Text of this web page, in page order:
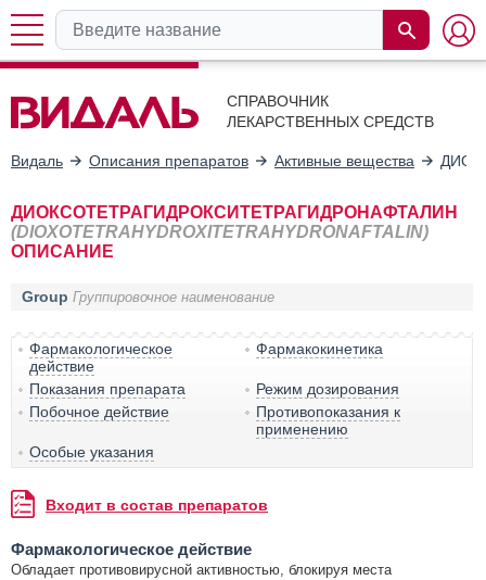
СПРАВОЧНИК
ЛЕКАРСТВЕННЫХ СРЕДСТВ
Видаль Описания препаратов Активные вещества
ДИОКСОТЕТРАГИДРОКСИТЕТРАГИДРОНАФТАЛИН
(DIOXOTETRAHYDROXITETRAHYDRONAFTALIN)
ОПИСАНИЕ
Group Группировочное наименование
Фармакологическое
действие
Фармакокинетика
Показания препарата
Режим дозирования
Побочное действие
Противопоказания к
применению
Особые указания
Входит в состав препаратов
Фармакологическое действие
Обладает противовирусной активностью, блокируя места